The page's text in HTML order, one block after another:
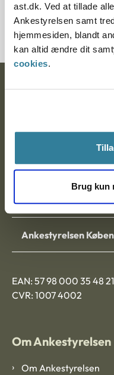
ast.dk. Ved at tillade
Ankestyrelsen samt
hjemmesiden, blandt
kan altid ændre dit
cookies.
Brug kun
20162-91
Ankestyrelsen
Ankestyrelsen
Ankestyrelsen
EAN: 57 98 000 35 48 21
CVR: 1007 4002
Om Ankestyrelsen
Om Ankestyrelsen